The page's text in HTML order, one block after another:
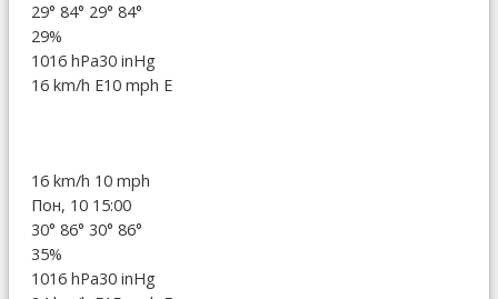
29° 84° 29° 84°
29%
1016 hPa30 inHg
16 km/h E10 mph E
16 km/h 10 mph
Пон, 10 15:00
30° 86° 30° 86°
35%
1016 hPa30 inHg